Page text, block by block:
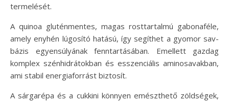
termelését.
A quinoa gluténmentes, magas rosttartalmú gabonaféle,
amely enyhén lúgosító hatású, így segíthet a gyomor sav-
bázis egyensúlyának fenntartásában. Emellett gazdag
komplex szénhidrátokban és esszenciális aminosavakban,
ami stabil energiaforrást biztosít.
A sárgarépa és a cukkini könnyen emészthető zöldségek,